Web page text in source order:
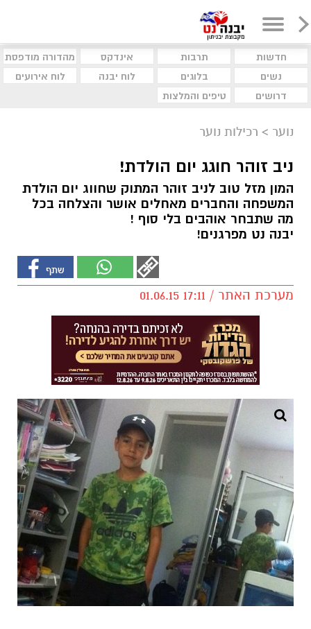
חדשות תרבות אינדקס
מהדורה מודפסת
נשים
בלוגים לוח יבנה
לוח אירועים
דרושים
טיפים והמלצות
נוער > רכילות נוער
ניב זוהר חוגג יום הולדת!
המון מזל טוב לניב זוהר המתוק שחווג יום הולדת
המשפחה והחברים מאחלים אושר והצלחה בכל
מה שתבחר אוהבים בלי סוף !
יבנה נט מפרגנים!
מערכת האתר / 17:11 01.06.15